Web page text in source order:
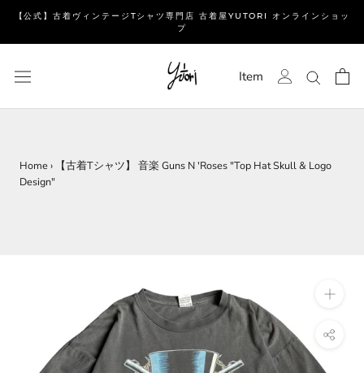
ッ
て
【公式】古着ヴィンテージTシャツ専門店 古着屋YUTORI オンラインショッ
プ
Item
Home›
【古着Tシャツ】 音楽 Guns N 'Roses "Top Hat Skull & Logo
Design"